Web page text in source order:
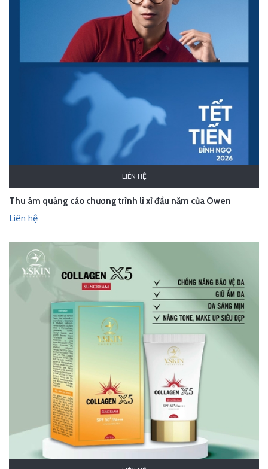
LIÊN HỆ
Thu âm quảng cáo chương trình lì xì đầu năm của Owen
Liên hệ